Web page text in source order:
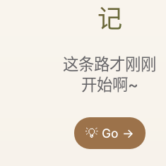
记
这条路才刚刚
开始啊~
💡 Go →